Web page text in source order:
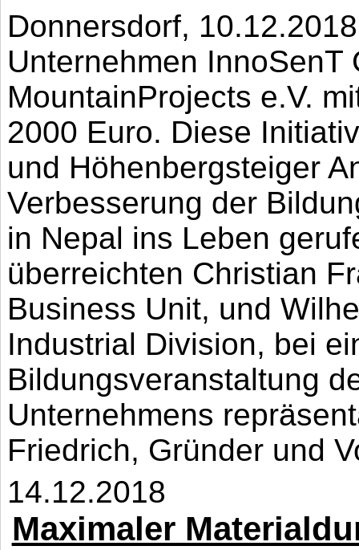
Donnersdorf,
Unternehmen InnoSenT
MountainProjects e.V.
2000 Euro. Diese
und Höhenbergsteiger
Verbesserung der
in Nepal ins Leben
überreichten Christian
Business Unit, und
Industrial Division, bei
Bildungsveranstaltung
Unternehmens
Friedrich, Gründer und
14.12.2018
Maximaler